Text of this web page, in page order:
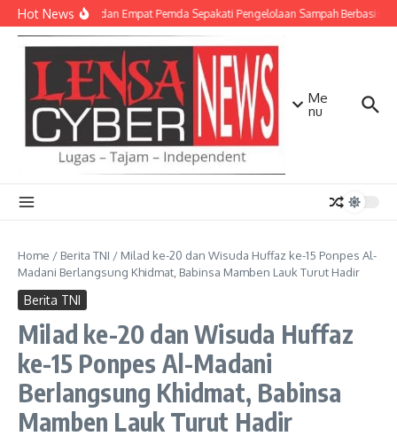
Lewati ke konten
Hot NewsTNI AD dan Empat Pemda Sepakati Pengelolaan Sampah Berbasis
Me
nu
Home / Berita TNI / Milad ke-20 dan Wisuda Huffaz ke-15 Ponpes Al-
Madani Berlangsung Khidmat, Babinsa Mamben Lauk Turut Hadir
Berita TNI
Milad ke-20 dan Wisuda Huffaz
ke-15 Ponpes Al-Madani
Berlangsung Khidmat, Babinsa
Mamben Lauk Turut Hadir